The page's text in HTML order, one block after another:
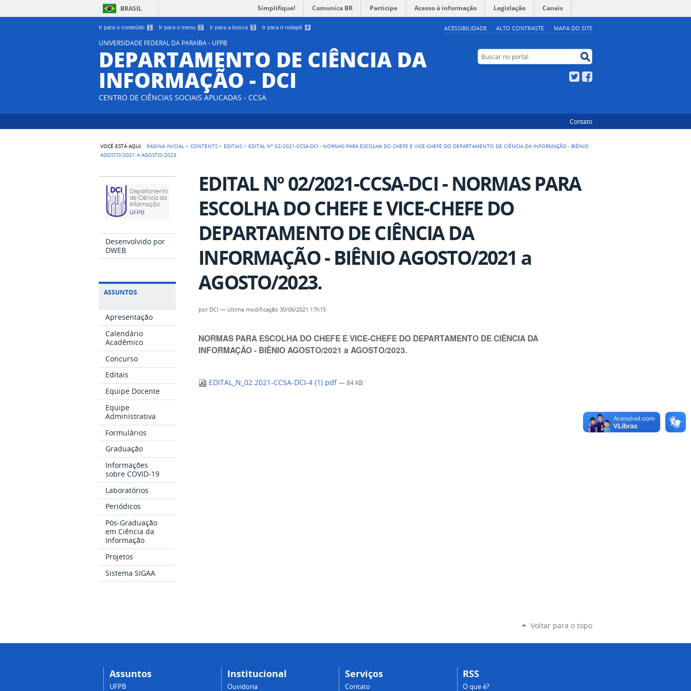
Ir para o conteúdo 1 Ir para o menu 2 Ir para a busca 3 Ir para o rodapé 4 ACESSIBILIDADE ALTO CONTRASTE MAPA DO SITE
BRASIL Simplifique! Comunica BR Participe Acesso à informação Legislação Canais
UNIVERSIDADE FEDERAL DA PARAÍBA - UFPB
DEPARTAMENTO DE CIÊNCIA DA
INFORMAÇÃO - DCI
CENTRO DE CIÊNCIAS SOCIAIS APLICADAS - CCSA
Buscar no portal
Twitter
Contato
VOCÊ ESTÁ AQUI: PÁGINA INICIAL >CONTENTS > EDITAIS > EDITAL Nº 02/2021-CCSA-DCI - NORMAS PARA ESCOLHA DO CHEFE E VICE-CHEFE DO DEPARTAMENTO DE CIÊNCIA DA INFORMAÇÃO - BIÊNIO
AGOSTO/2021 A AGOSTO/2023.
Desenvolvido por
DWEB
ASSUNTOS
Apresentação
Calendário
Acadêmico
Concurso
Editais
Equipe Docente
Equipe
Administrativa
Formulários
Graduação
Informações
sobre COVID-19
Laboratórios
Periódicos
Pós-Graduação
em Ciência da
Informação
Projetos
Sistema SIGAA
EDITAL Nº 02/2021-CCSA-DCI - NORMAS PARA
ESCOLHA DO CHEFE E VICE-CHEFE DO
DEPARTAMENTO DE CIÊNCIA DA
INFORMAÇÃO - BIÊNIO AGOSTO/2021 a
AGOSTO/2023.
por DCI — última modificação 30/06/2021 17h15
NORMAS PARA ESCOLHA DO CHEFE E VICE-CHEFE DO DEPARTAMENTO DE CIÊNCIA DA
INFORMAÇÃO - BIÊNIO AGOSTO/2021 a AGOSTO/2023.
EDITAL_N_02.2021-CCSA-DCI-4 (1).pdf— 84 KB
Voltar para o topo
Assuntos
UFPB
Institucional
Ouvidoria
Serviços
Contato
RSS
O que é?